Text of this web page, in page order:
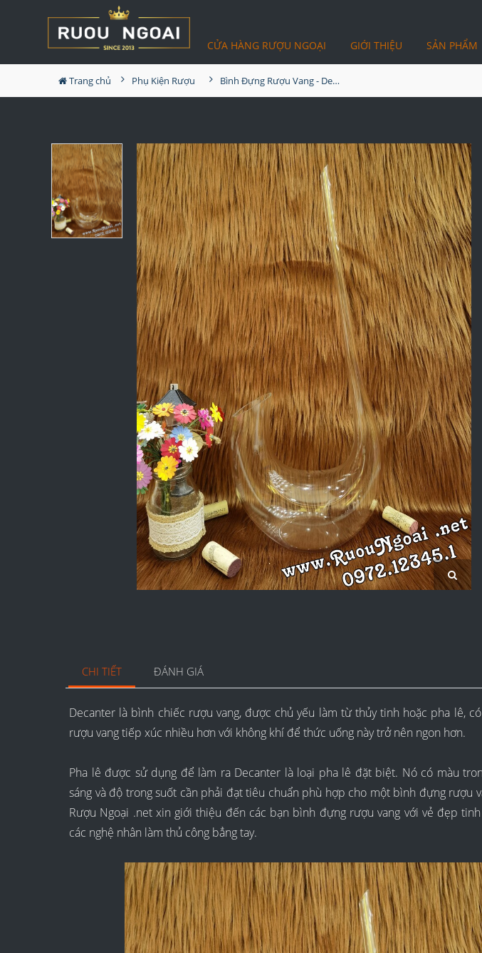
CỬA HÀNG RƯỢU NGOẠI GIỚI THIỆU SẢN PHẨM
Trang chủ Phụ Kiện Rượu Bình Đựng Rượu Vang - Decanter Dáng Đẹp M02
CHI TIẾT ĐÁNH GIÁ
Decanter là bình chiếc rượu vang, được chủ yếu làm từ thủy tinh hoặc pha lê,
rượu vang tiếp xúc nhiều hơn với không khí để thức uống này trở nên ngon hơn.
Pha lê được sử dụng để làm ra Decanter là loại pha lê đặt biệt. Nó có màu
sáng và độ trong suốt cần phải đạt tiêu chuẩn phù hợp cho một bình đựng rượu
Rượu Ngoại .net xin giới thiệu đến các bạn bình đựng rượu vang với vẻ đẹp
các nghệ nhân làm thủ công bẳng tay.